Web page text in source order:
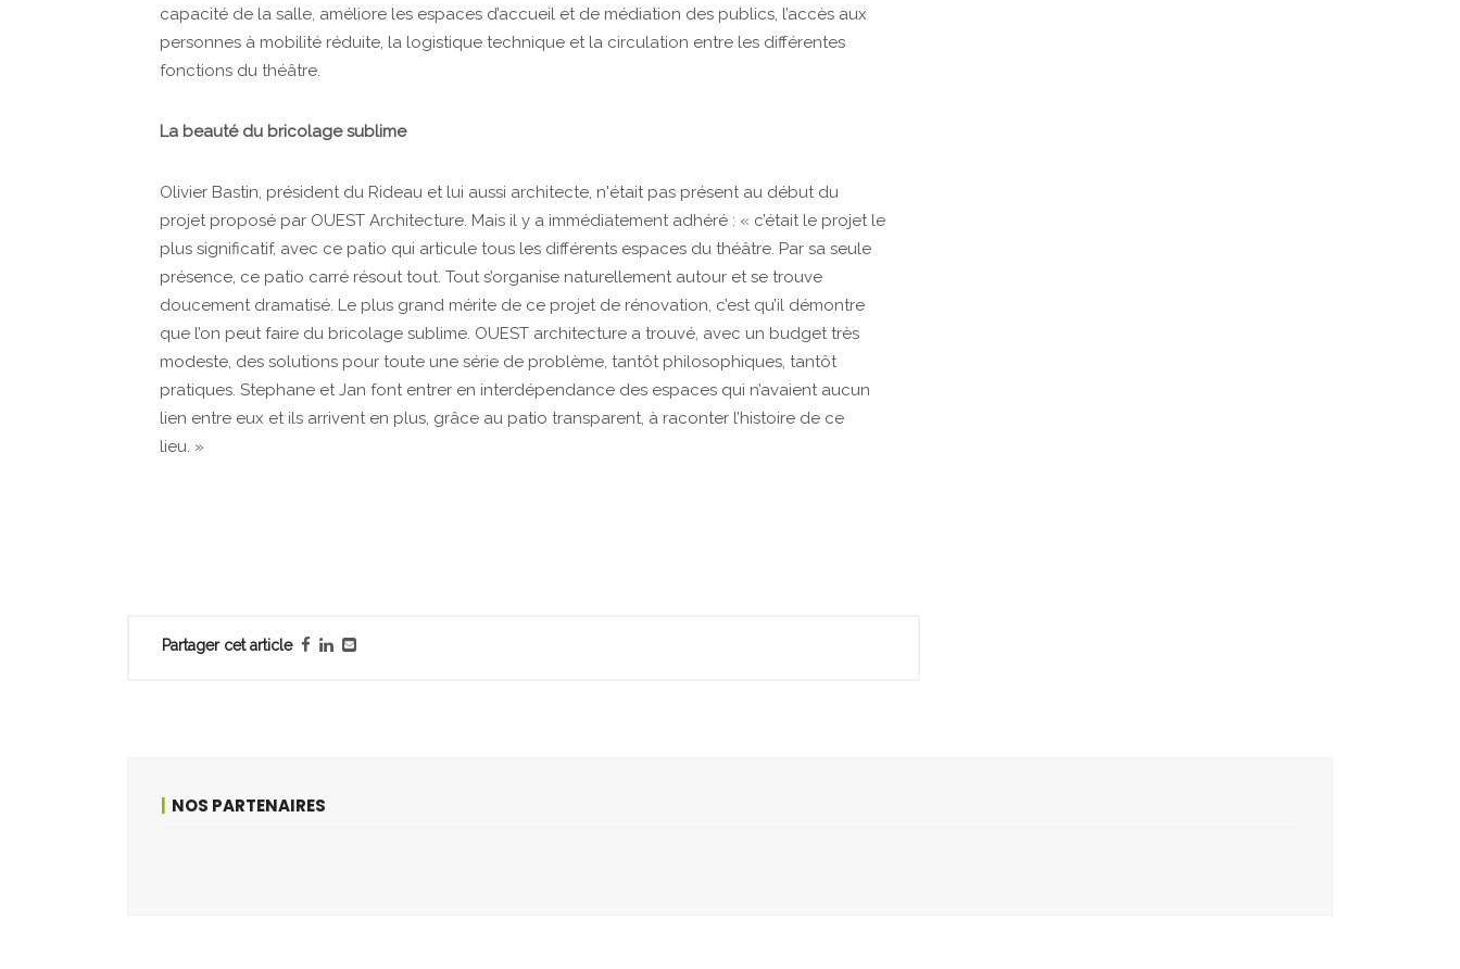
capacité de la salle, améliore les espaces d’accueil et de médiation des publics, l’accès aux
personnes à mobilité réduite, la logistique technique et la circulation entre les différentes
fonctions du théâtre.
La beauté du bricolage sublime
Olivier Bastin, président du Rideau et lui aussi architecte, n'était pas présent au début du
projet proposé par OUEST Architecture. Mais il y a immédiatement adhéré : « c’était le projet le
plus significatif, avec ce patio qui articule tous les différents espaces du théâtre. Par sa seule
présence, ce patio carré résout tout. Tout s’organise naturellement autour et se trouve
doucement dramatisé. Le plus grand mérite de ce projet de rénovation, c’est qu’il démontre
que l’on peut faire du bricolage sublime. OUEST architecture a trouvé, avec un budget très
modeste, des solutions pour toute une série de problème, tantôt philosophiques, tantôt
pratiques. Stephane et Jan font entrer en interdépendance des espaces qui n’avaient aucun
lien entre eux et ils arrivent en plus, grâce au patio transparent, à raconter l’histoire de ce
lieu. »
Partager cet article
NOS PARTENAIRES